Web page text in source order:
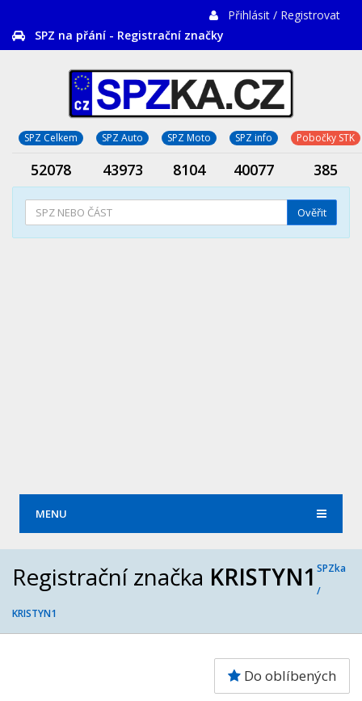
Přihlásit / Registrovat
SPZ na přání - Registrační značky
SPZ Celkem SPZ Auto SPZ Moto SPZ info Pobočky STK
52078 43973 8104 40077 385
Ověřit
MENU
Registrační značka KRISTYN1 SPZka
/
KRISTYN1
Do oblíbených